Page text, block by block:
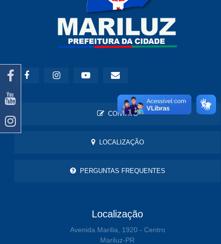
CONTATO
LOCALIZAÇÃO
PERGUNTAS FREQUENTES
Localização
Avenida Marilia, 1920 - Centro
Mariluz-PR